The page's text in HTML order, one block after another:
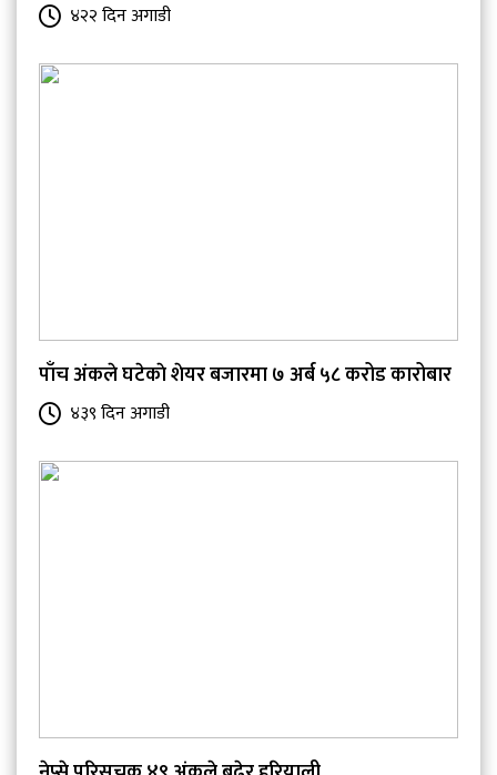
४२२ दिन अगाडी
पाँच अंकले घटेकाे शेयर बजारमा ७ अर्ब ५८ करोड कारोबार
४३९ दिन अगाडी